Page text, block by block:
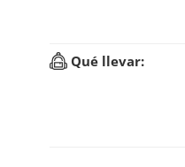
Qué llevar: